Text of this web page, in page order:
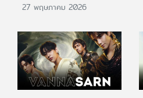
27 พฤษภาคม 2026